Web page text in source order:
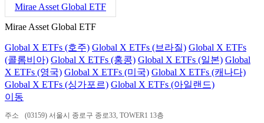
Mirae Asset Global ETF
Mirae Asset Global ETF
Global X ETFs (호주) Global X ETFs (브라질) Global X ETFs
(콜롬비아) Global X ETFs (홍콩) Global X ETFs (일본) Global
X ETFs (영국) Global X ETFs (미국) Global X ETFs (캐나다)
Global X ETFs (싱가포르) Global X ETFs (아일랜드)
이동
주소 (03159) 서울시 종로구 종로33, TOWER1 13층